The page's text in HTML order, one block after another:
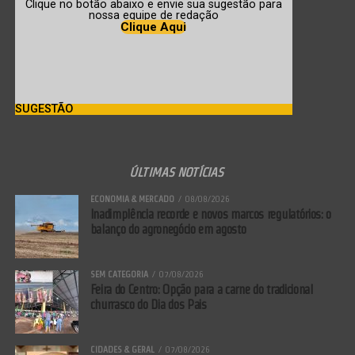
São Paulo, em Tangará da Serra. Durante patrulhamento, policiais
flagraram dois suspeitos deixando uma área de mata. Um deles
conseguiu fugir, enquanto o outro foi detido após confessar
participação em uma facção criminosa. A operação resultou na
apreensão de um tablete de maconha, dezenas de porções da
droga, balanças de precisão e um telefone celular (foto acima).
Ponto de venda
Outra ação da Força Tática levou à apreensão de drogas no Jardim
Clique no botão abaixo e envie sua sugestão para
nossa equipe de redação
Clique Aqui
SUGESTÃO
ÚLTIMAS NOTÍCIAS
ECONOMIA & MERCADO 08/08/2026
Inadimplência recorde e novos marcos regulatórios: o
balanço do agronegócio em agosto
SEM CATEGORIA 07/08/2026
Feira do Centro: Opção para a carne do tradicional
churrasco do Dia dos Pais
CIDADES & GERAL 07/08/2026